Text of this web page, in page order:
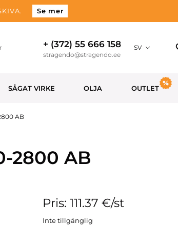
Se mer
+ (372) 55 666 158
stragendo@stragendo.ee
SV
SÅGAT VIRKE OLJA OUTLET
AB
2800 AB
Pris: 111.37 €/st
Inte tillgänglig